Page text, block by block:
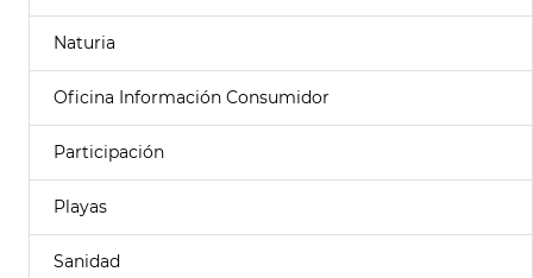
Naturia
Oficina Información Consumidor
Participación
Playas
Sanidad